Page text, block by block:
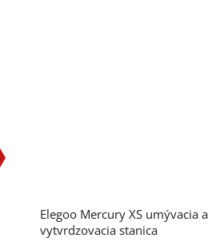
Elegoo Mercury XS umývacia a
vytvrdzovacia stanica